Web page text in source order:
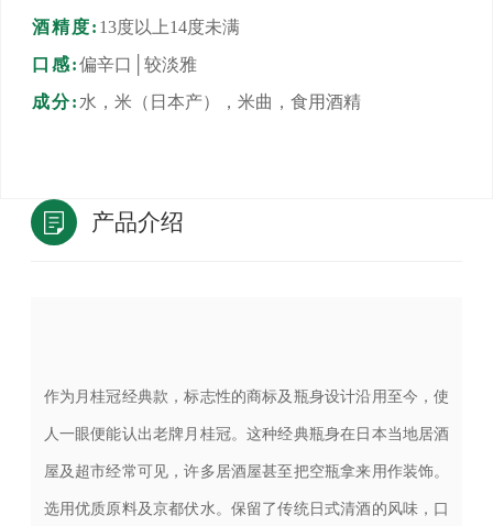
酒精度: 13度以上14度未满
口感:偏辛口│较淡雅
成分: 水，米（日本产），米曲，食用酒精
产品介绍
作为月桂冠经典款，标志性的商标及瓶身设计沿用至今，使
人一眼便能认出老牌月桂冠。这种经典瓶身在日本当地居酒
屋及超市经常可见，许多居酒屋甚至把空瓶拿来用作装饰。
选用优质原料及京都伏水。保留了传统日式清酒的风味，口